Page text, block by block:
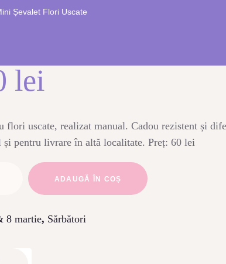
Șevalet Flori Uscate
lei
flori uscate, realizat manual. Cadou rezistent și
și pentru livrare în altă localitate. Preț: 60 lei
ADAUGĂ ÎN COȘ
8 martie, Sărbători